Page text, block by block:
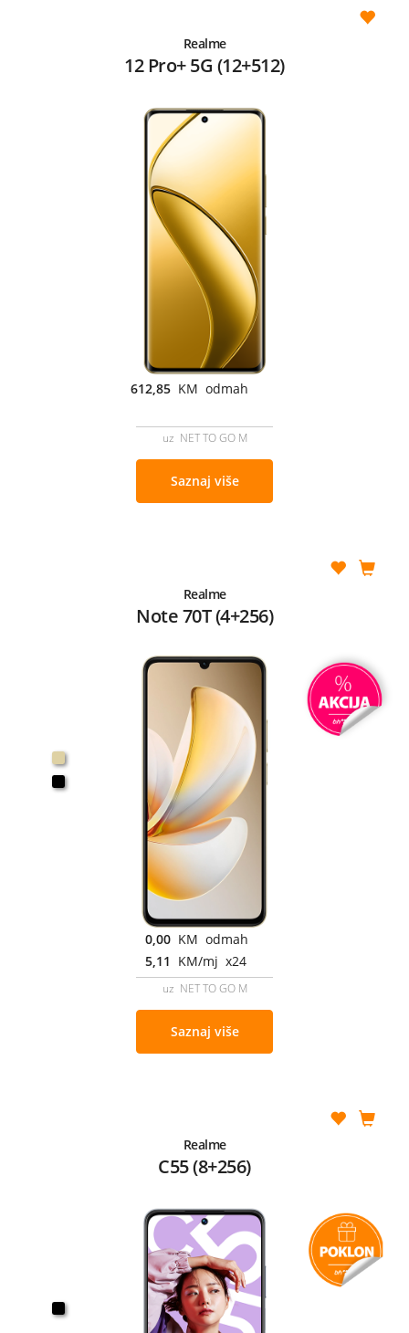
Realme
12 Pro+ 5G (12+512)
612,85 KM odmah
uz NET TO GO M
Saznaj više
Realme
Note 70T (4+256)
0,00 KM odmah
5,11 KM/mj x24
uz NET TO GO M
Saznaj više
Realme
C55 (8+256)